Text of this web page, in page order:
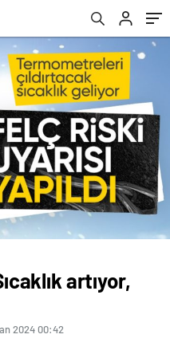
artıyor,
2024 00:42